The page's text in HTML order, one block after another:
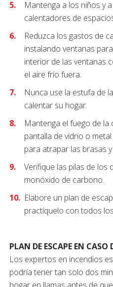
Mantenga a los niños y
calentadores de
Reduzca los gastos de
instalando ventanas
interior de las ventanas
el aire frío fuera.
Nunca use la estufa de
calentar su hogar.
Mantenga el fuego de la
pantalla de vidrio o
para atrapar las brasas
Verifique las pilas de los
monóxido de carbono.
Elabore un plan de
practíquelo con todos
PLAN DE ESCAPE EN
Los expertos en incendios
podría tener tan solo dos